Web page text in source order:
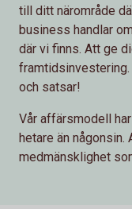
till ditt närområde
business handlar
där vi finns. Att ge
framtidsinvestering.
och satsar!
Vår affärsmodell
hetare än någonsin.
medmänsklighet